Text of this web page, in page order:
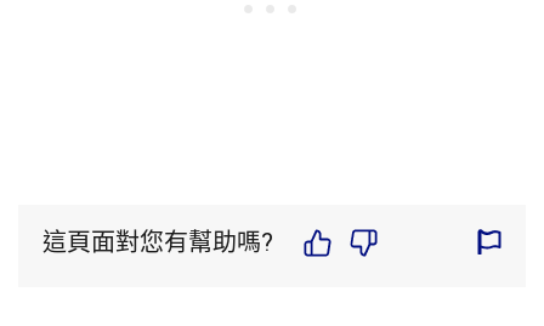
這頁面對您有幫助嗎?